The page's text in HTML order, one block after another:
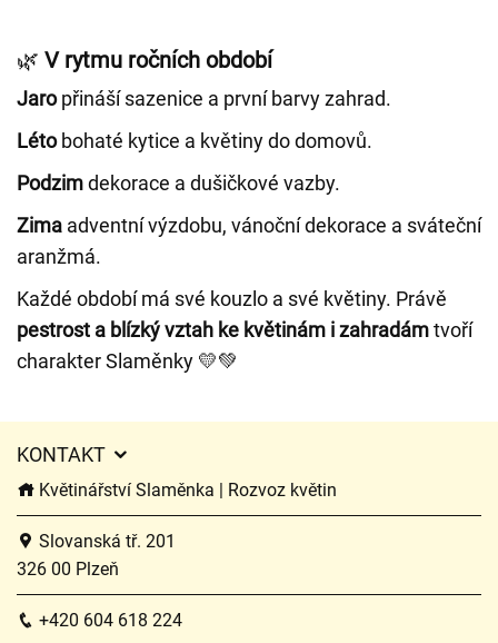
🌿 V rytmu ročních období
Jaropřináší sazenice a první barvy zahrad.
Létobohaté kytice a květiny do domovů.
Podzimdekorace a dušičkové vazby.
Zima adventní výzdobu, vánoční dekorace a sváteční
aranžmá.
Každé období má své kouzlo a své květiny. Právě
pestrost a blízký vztah ke květinám i zahradámtvoří
charakter Slaměnky 💛💚
KONTAKT
Květinářství Slaměnka | Rozvoz květin
Slovanská tř. 201
326 00 Plzeň
+420 604 618 224